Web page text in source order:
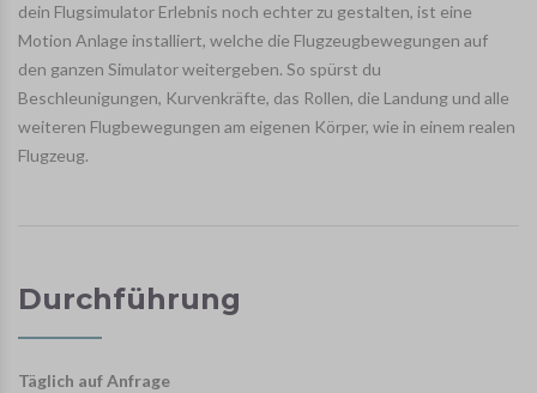
dein Flugsimulator Erlebnis noch echter zu gestalten, ist eine
Motion Anlage installiert, welche die Flugzeugbewegungen auf
den ganzen Simulator weitergeben. So spürst du
Beschleunigungen, Kurvenkräfte, das Rollen, die Landung und alle
weiteren Flugbewegungen am eigenen Körper, wie in einem realen
Flugzeug.
Durchführung
Täglich auf Anfrage